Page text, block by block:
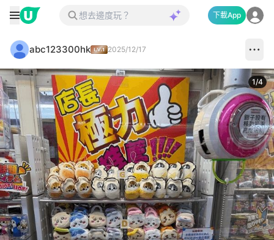
下載App
abc123300hk 2025/12/17
1/4